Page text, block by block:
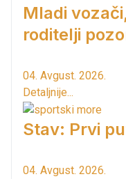
Mladi
roditelji
04. Avgust. 2026.
Detaljnije...
Stav: Prvi
04. Avgust. 2026.